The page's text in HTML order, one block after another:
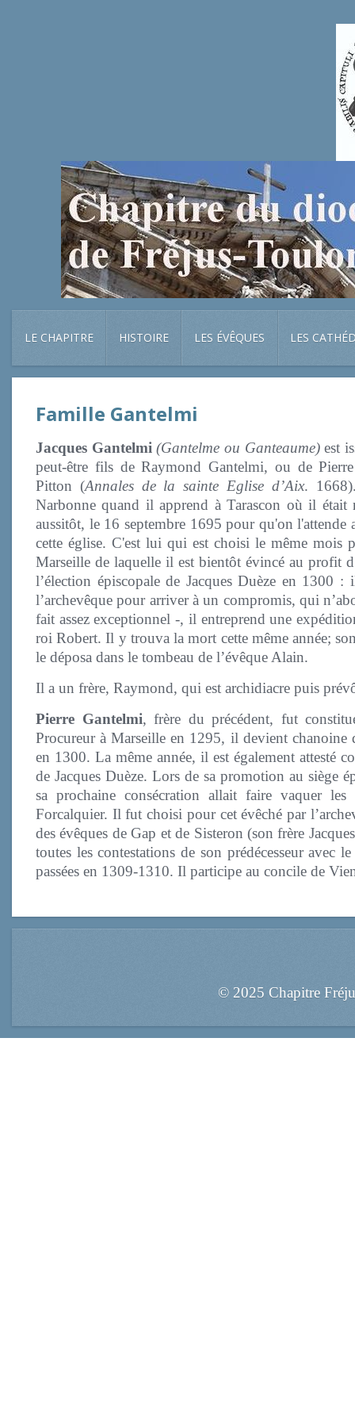
LE CHAPITRE HISTOIRE LES ÉVÊQUES LES
Famille Gantelmi
Jacques Gantelmi (Gantelme ou Ganteaume)est
peut-être fils de Raymond Gantelmi, ou de
Pitton (Annales de la sainte Eglise d’Aix.
Narbonne quand il apprend à Tarascon où il
aussitôt, le 16 septembre 1695 pour qu'on l'attende
cette église. C'est lui qui est choisi le même mois
Marseille de laquelle il est bientôt évincé au profit
l’élection épiscopale de Jacques Duèze en 1300
l’archevêque pour arriver à un compromis, qui
fait assez exceptionnel -, il entreprend une
roi Robert. Il y trouva la mort cette même année;
le déposa dans le tombeau de l’évêque Alain.
Il a un frère, Raymond, qui est archidiacre puis
Pierre Gantelmi, frère du précédent, fut
Procureur à Marseille en 1295, il devient
en 1300. La même année, il est également attesté
de Jacques Duèze. Lors de sa promotion au siège
sa prochaine consécration allait faire vaquer
Forcalquier. Il fut choisi pour cet évêché par
des évêques de Gap et de Sisteron (son frère
toutes les contestations de son prédécesseur avec
passées en 1309-1310. Il participe au concile de
© 2025 Chapitre